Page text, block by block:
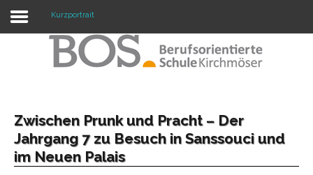
Warning: "continue" targeting switch is equivalent
Home
Profil
Kurzportrait
Zwischen Prunk und Pracht – Der
Jahrgang 7 zu Besuch in Sanssouci und
im Neuen Palais